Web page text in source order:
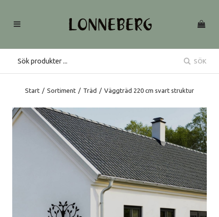
SÖK
Start / Sortiment / Träd / Väggträd 220 cm svart struktur